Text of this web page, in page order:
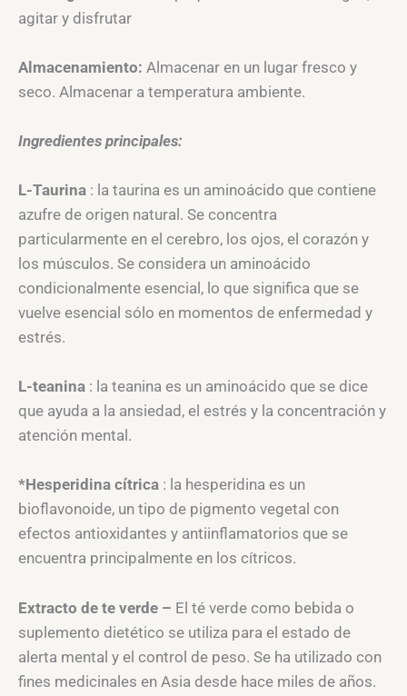
agitar y disfrutar
Almacenamiento: Almacenar en un lugar fresco y
seco. Almacenar a temperatura ambiente.
Ingredientes principales:
L-Taurina : la taurina es un aminoácido que contiene
azufre de origen natural. Se concentra
particularmente en el cerebro, los ojos, el corazón y
los músculos. Se considera un aminoácido
condicionalmente esencial, lo que significa que se
vuelve esencial sólo en momentos de enfermedad y
estrés.
L-teanina : la teanina es un aminoácido que se dice
que ayuda a la ansiedad, el estrés y la concentración y
atención mental.
*Hesperidina cítrica : la hesperidina es un
bioflavonoide, un tipo de pigmento vegetal con
efectos antioxidantes y antiinflamatorios que se
encuentra principalmente en los cítricos.
Extracto de te verde – El té verde como bebida o
suplemento dietético se utiliza para el estado de
alerta mental y el control de peso. Se ha utilizado con
fines medicinales en Asia desde hace miles de años.